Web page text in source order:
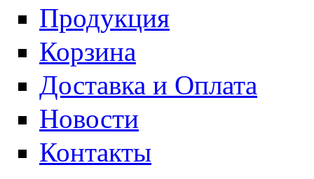
Продукция
Корзина
Доставка и Оплата
Новости
Контакты